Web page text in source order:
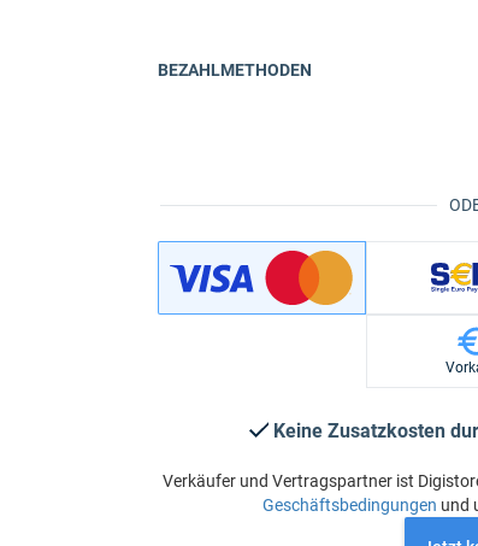
BEZAHLMETHODEN
Keine Zusatzkosten
Verkäufer und Vertragspartner ist
Geschäftsbedingungen und